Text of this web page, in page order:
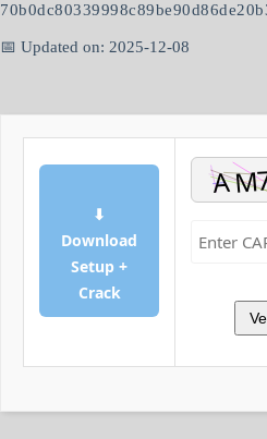
📅 Updated on: 2025-12-08
⬇
Download
Setup +
Crack